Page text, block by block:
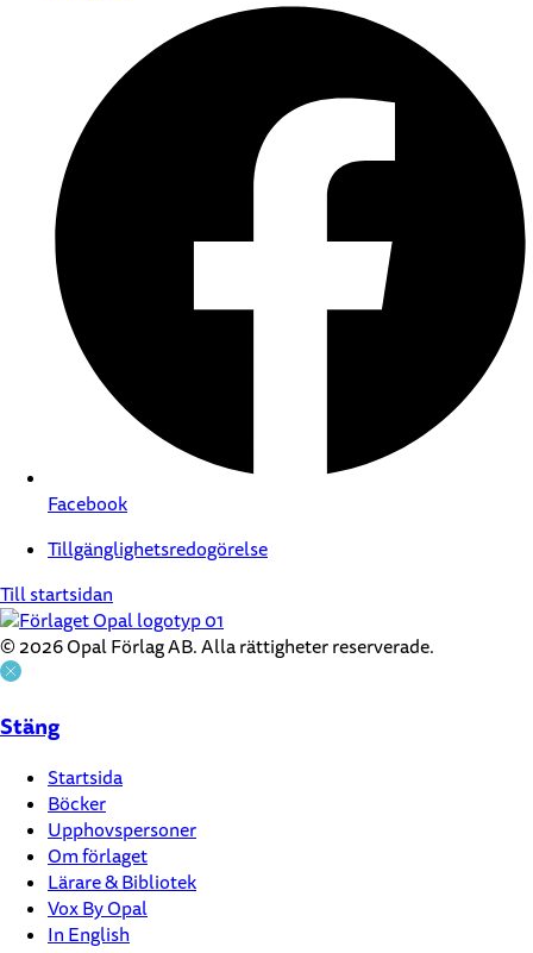
Facebook
Tillgänglighetsredogörelse
Till startsidan
© 2026 Opal Förlag AB. Alla rättigheter reserverade.
Stäng
Startsida
Böcker
Upphovspersoner
Om förlaget
Lärare & Bibliotek
Vox By Opal
In English